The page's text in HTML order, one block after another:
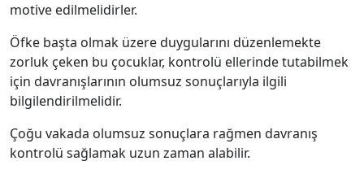
motive edilmelidirler.
Öfke başta olmak üzere duygularını düzenlemekte
zorluk çeken bu çocuklar, kontrolü ellerinde tutabilmek
için davranışlarının olumsuz sonuçlarıyla ilgili
bilgilendirilmelidir.
Çoğu vakada olumsuz sonuçlara rağmen davranış
kontrolü sağlamak uzun zaman alabilir.